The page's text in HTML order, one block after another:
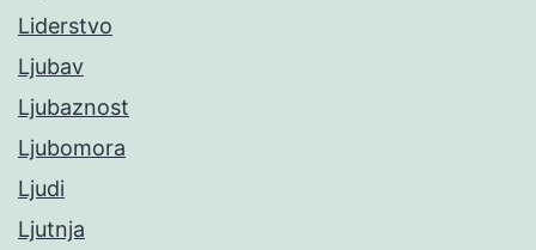
Liderstvo
Ljubav
Ljubaznost
Ljubomora
Ljudi
Ljutnja